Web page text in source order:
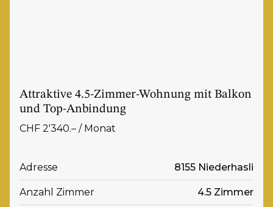
Attraktive 4.5-Zimmer-Wohnung mit Balkon
und Top-Anbindung
CHF 2'340.– / Monat
Adresse 8155 Niederhasli
Anzahl Zimmer 4.5 Zimmer